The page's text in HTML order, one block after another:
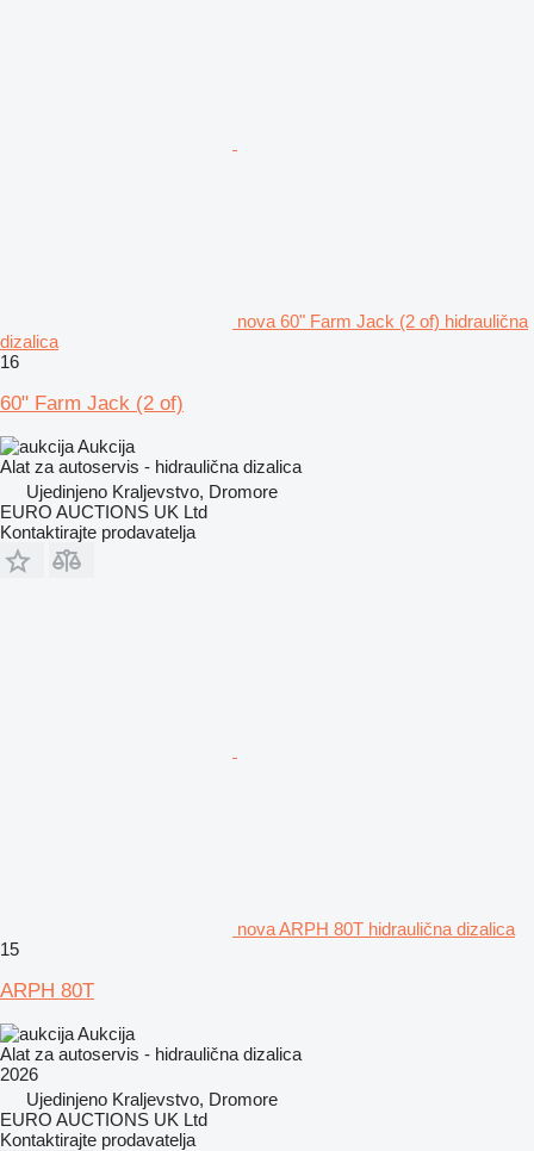
nova 60" Farm Jack (2 of) hidraulična
dizalica
16
60" Farm Jack (2 of)
Aukcija
Alat za autoservis - hidraulična dizalica
Ujedinjeno Kraljevstvo, Dromore
EURO AUCTIONS UK Ltd
Kontaktirajte prodavatelja
nova ARPH 80T hidraulična dizalica
15
ARPH 80T
Aukcija
Alat za autoservis - hidraulična dizalica
2026
Ujedinjeno Kraljevstvo, Dromore
EURO AUCTIONS UK Ltd
Kontaktirajte prodavatelja